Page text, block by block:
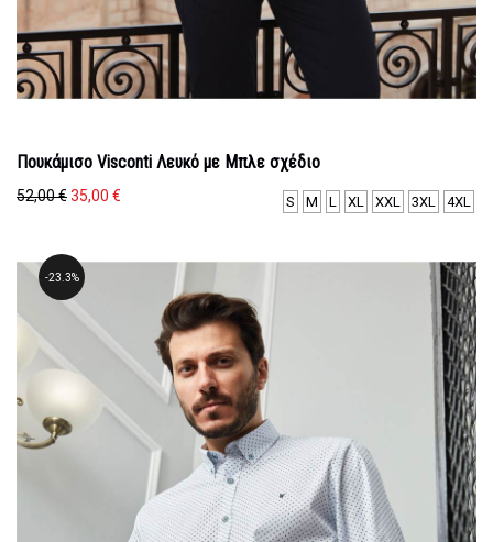
Πουκάμισο Visconti Λευκό με Μπλε σχέδιο
52,00€Original
52,00 €.
35,00 €
είναι:
S M L XL XXL 3XL 4XL
23.3%